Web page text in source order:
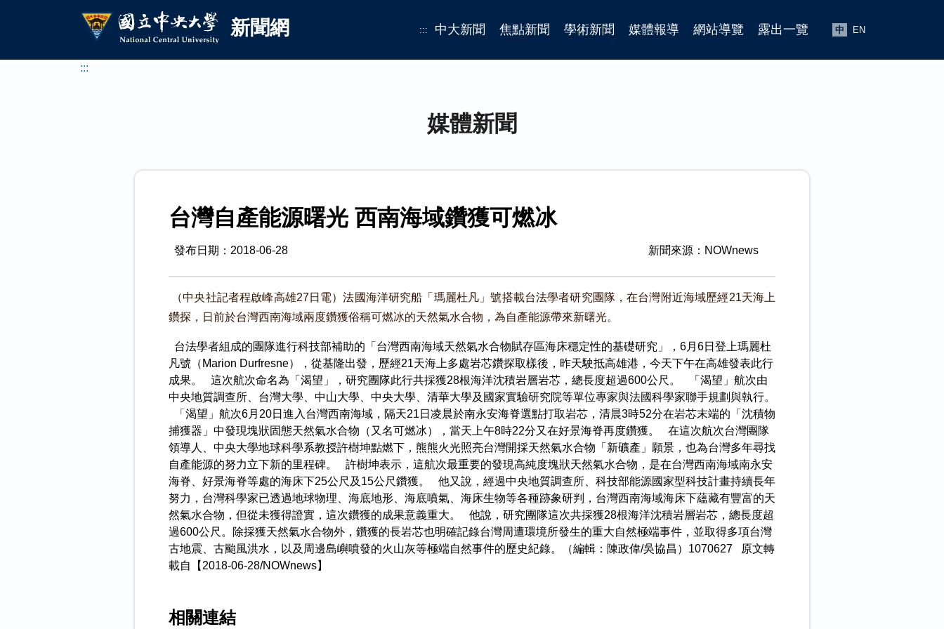
國立中央大學新聞網新聞網 ::: 中大新聞 焦點新聞 學術新聞 媒體報導 網站導覽 露出一覽 中 EN
:::
媒體新聞
台灣自產能源曙光 西南海域鑽獲可燃冰
發布日期：2018-06-28 新聞來源：NOWnews
（中央社記者程啟峰高雄27日電）法國海洋研究船「瑪麗杜凡」號搭載台法學者研究團隊，在台灣附近海域歷經21天海上
鑽探，日前於台灣西南海域兩度鑽獲俗稱可燃冰的天然氣水合物，為自產能源帶來新曙光。
台法學者組成的團隊進行科技部補助的「台灣西南海域天然氣水合物賦存區海床穩定性的基礎研究」，6月6日登上瑪麗杜
凡號（Marion Durfresne），從基隆出發，歷經21天海上多處岩芯鑽探取樣後，昨天駛抵高雄港，今天下午在高雄發表此行
成果。 這次航次命名為「渴望」，研究團隊此行共採獲28根海洋沈積岩層岩芯，總長度超過600公尺。 「渴望」航次由
中央地質調查所、台灣大學、中山大學、中央大學、清華大學及國家實驗研究院等單位專家與法國科學家聯手規劃與執行。
「渴望」航次6月20日進入台灣西南海域，隔天21日凌晨於南永安海脊選點打取岩芯，清晨3時52分在岩芯末端的「沈積物
捕獲器」中發現塊狀固態天然氣水合物（又名可燃冰），當天上午8時22分又在好景海脊再度鑽獲。 在這次航次台灣團隊
領導人、中央大學地球科學系教授許樹坤點燃下，熊熊火光照亮台灣開採天然氣水合物「新礦產」願景，也為台灣多年尋找
自產能源的努力立下新的里程碑。 許樹坤表示，這航次最重要的發現高純度塊狀天然氣水合物，是在台灣西南海域南永安
海脊、好景海脊等處的海床下25公尺及15公尺鑽獲。 他又說，經過中央地質調查所、科技部能源國家型科技計畫持續長年
努力，台灣科學家已透過地球物理、海底地形、海底噴氣、海床生物等各種跡象研判，台灣西南海域海床下蘊藏有豐富的天
然氣水合物，但從未獲得證實，這次鑽獲的成果意義重大。 他說，研究團隊這次共採獲28根海洋沈積岩層岩芯，總長度超
過600公尺。除採獲天然氣水合物外，鑽獲的長岩芯也明確記錄台灣周遭環境所發生的重大自然極端事件，並取得多項台灣
古地震、古颱風洪水，以及周邊島嶼噴發的火山灰等極端自然事件的歷史紀錄。（編輯：陳政偉/吳協昌）1070627 原文轉
載自【2018-06-28/NOWnews】
相關連結